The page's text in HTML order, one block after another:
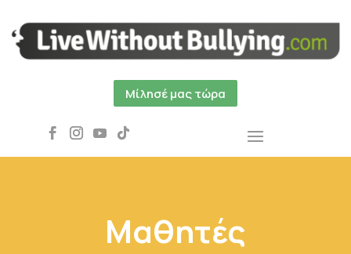
Μίλησέ μας τώρα
Μαθητές